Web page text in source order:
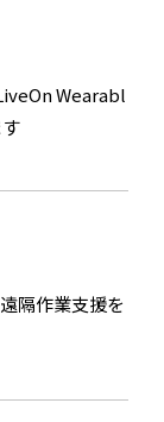
Wearabl
隔作業支援を